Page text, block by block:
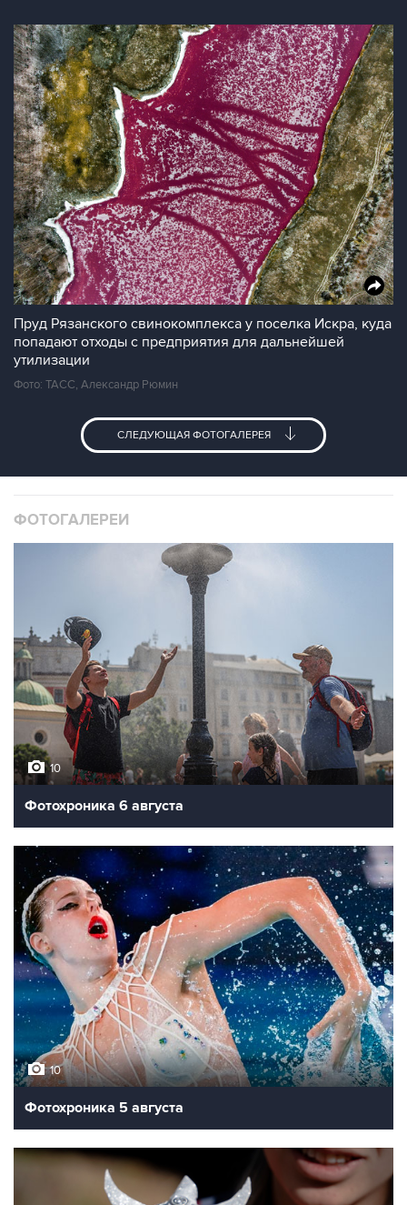
Пруд Рязанского свинокомплекса у поселка Искра, куда
попадают отходы с предприятия для дальнейшей
утилизации
Фото: ТАСС, Александр Рюмин
СЛЕДУЮЩАЯ ФОТОГАЛЕРЕЯ
ФОТОГАЛЕРЕИ
10
Фотохроника 6 августа
10
Фотохроника 5 августа